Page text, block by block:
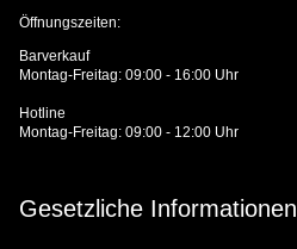
Öffnungszeiten:
Barverkauf
Montag-Freitag: 09:00 - 16:00 Uhr
Hotline
Montag-Freitag: 09:00 - 12:00 Uhr
Gesetzliche Informationen